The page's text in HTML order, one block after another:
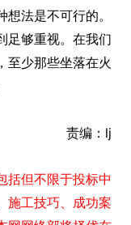
法是不可行的。
足够重视。在我们
至少那些坐落在火
责编：lj
括但不限于投标中
施工技巧、成功案